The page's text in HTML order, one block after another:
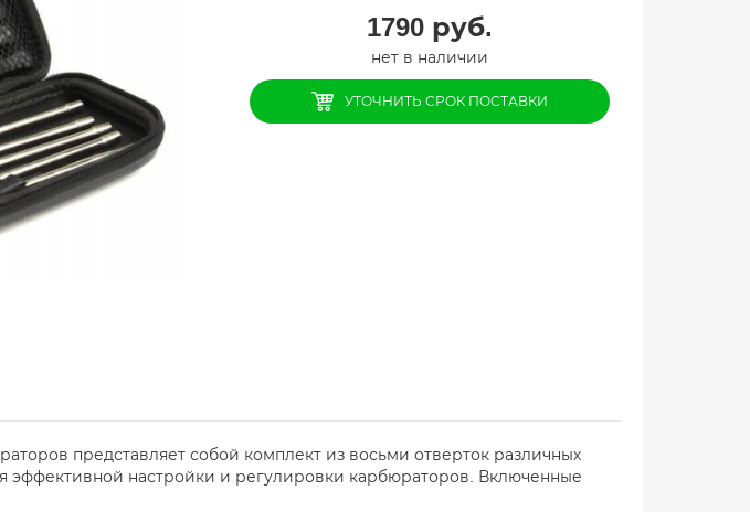
1790руб.
нет в наличии
УТОЧНИТЬ СРОК ПОСТАВКИ
представляет собой комплект из восьми отверток различных
эффективной настройки и регулировки карбюраторов. Включенные